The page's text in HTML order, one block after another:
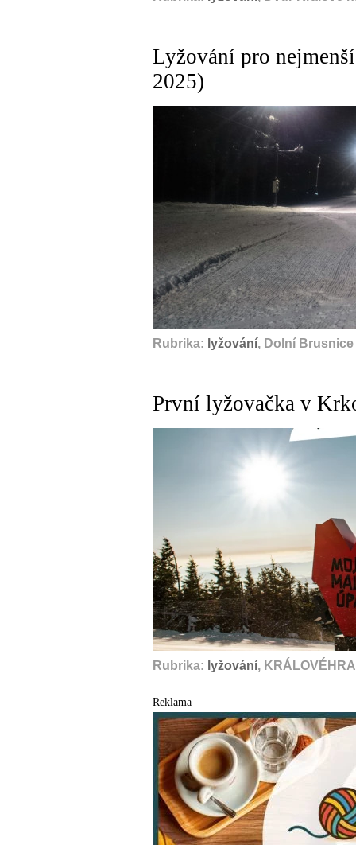
Lyžování pro
2025)
Rubrika: lyžování, Dolní
První lyžovačka v
Rubrika: lyžování,
Reklama